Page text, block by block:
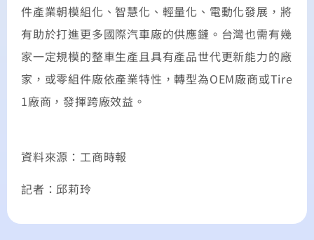
件產業朝模組化、智慧化、輕量化、電動化發展，將
有助於打進更多國際汽車廠的供應鏈。台灣也需有幾
家一定規模的整車生產且具有產品世代更新能力的廠
家，或零組件廠依產業特性，轉型為OEM廠商或Tire
1廠商，發揮跨廠效益。
資料來源：工商時報
記者：邱莉玲